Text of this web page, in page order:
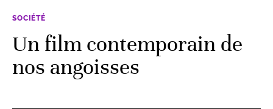
SOCIÉTÉ
Un film contemporain de
nos angoisses